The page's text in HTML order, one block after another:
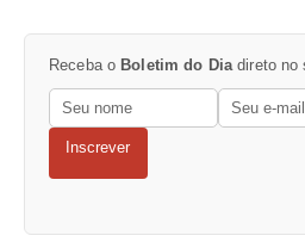
Receba o Boletim do Diadireto no
Inscrever